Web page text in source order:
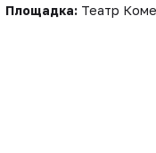
Площадка: Театр